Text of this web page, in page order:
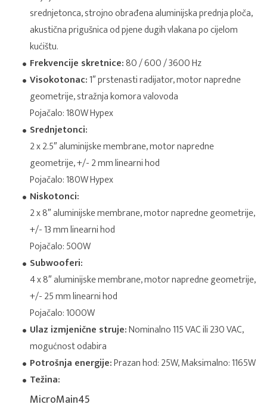
srednjetonca, strojno obrađena aluminijska prednja ploča,
akustična prigušnica od pjene dugih vlakana po cijelom
kućištu.
Frekvencije skretnice:80 / 600 / 3600 Hz
Visokotonac:1″ prstenasti radijator, motor napredne
geometrije, stražnja komora valovoda
Pojačalo: 180W Hypex
Srednjetonci:
2 x 2.5″ aluminijske membrane, motor napredne
geometrije, +/- 2 mm linearni hod
Pojačalo: 180W Hypex
Niskotonci:
2 x 8″ aluminijske membrane, motor napredne geometrije,
+/- 13 mm linearni hod
Pojačalo: 500W
Subwooferi:
4 x 8″ aluminijske membrane, motor napredne geometrije,
+/- 25 mm linearni hod
Pojačalo: 1000W
Ulaz izmjenične struje:Nominalno 115 VAC ili 230 VAC,
mogućnost odabira
Potrošnja energije:Prazan hod: 25W, Maksimalno: 1165W
Težina:
MicroMain45